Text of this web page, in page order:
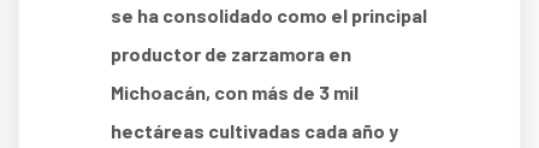
se ha consolidado como el principal
productor de zarzamora en
Michoacán, con más de 3 mil
hectáreas cultivadas cada año y